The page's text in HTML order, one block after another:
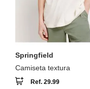
Springfield
Camiseta textura
Ref.29.99